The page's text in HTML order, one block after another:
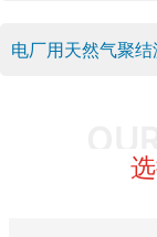
电厂用天然气聚